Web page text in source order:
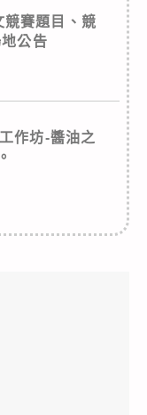
賽題目、競
公告
作坊-醬油之